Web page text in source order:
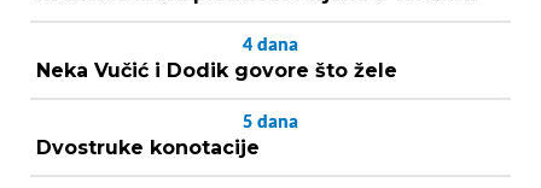
4 dana
Neka Vučić i Dodik govore što žele
5 dana
Dvostruke konotacije